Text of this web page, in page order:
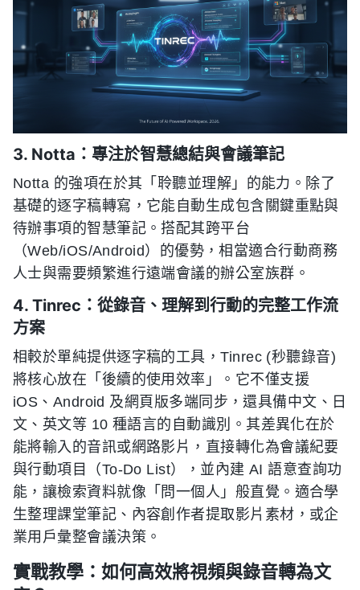
3. Notta：專注於智慧總結與會議筆記
Notta 的強項在於其「聆聽並理解」的能力。除了
基礎的逐字稿轉寫，它能自動生成包含關鍵重點與
待辦事項的智慧筆記。搭配其跨平台
（Web/iOS/Android）的優勢，相當適合行動商務
人士與需要頻繁進行遠端會議的辦公室族群。
4. Tinrec：從錄音、理解到行動的完整工作流
方案
相較於單純提供逐字稿的工具，Tinrec (秒聽錄音)
將核心放在「後續的使用效率」。它不僅支援
iOS、Android 及網頁版多端同步，還具備中文、日
文、英文等 10 種語言的自動識別。其差異化在於
能將輸入的音訊或網路影片，直接轉化為會議紀要
與行動項目（To-Do List），並內建 AI 語意查詢功
能，讓檢索資料就像「問一個人」般直覺。適合學
生整理課堂筆記、內容創作者提取影片素材，或企
業用戶彙整會議決策。
實戰教學：如何高效將視頻與錄音轉為文